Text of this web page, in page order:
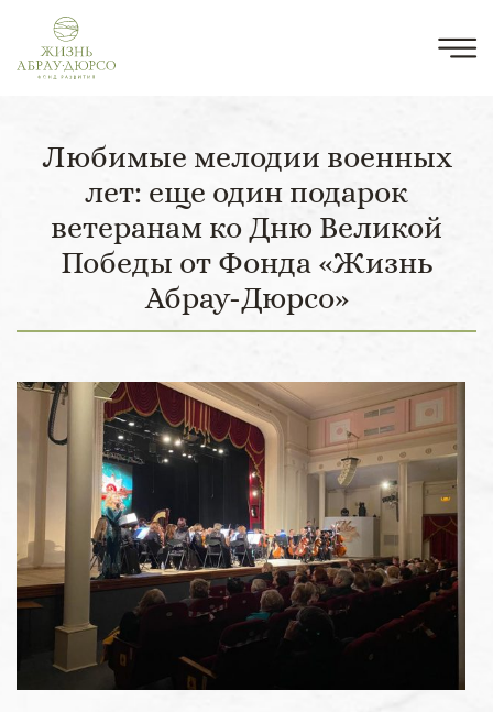
Любимые мелодии военных
лет: еще один подарок
ветеранам ко Дню Великой
Победы от Фонда «Жизнь
Абрау-Дюрсо»